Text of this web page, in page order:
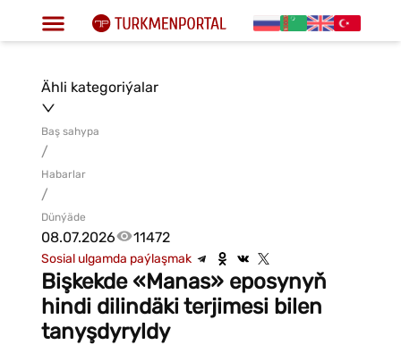
Ähli kategoriýalar
Baş sahypa
/
Habarlar
/
Dünýäde
08.07.2026 11472
Sosial ulgamda paýlaşmak
Bişkekde «Manas» eposynyň
hindi dilindäki terjimesi bilen
tanyşdyryldy